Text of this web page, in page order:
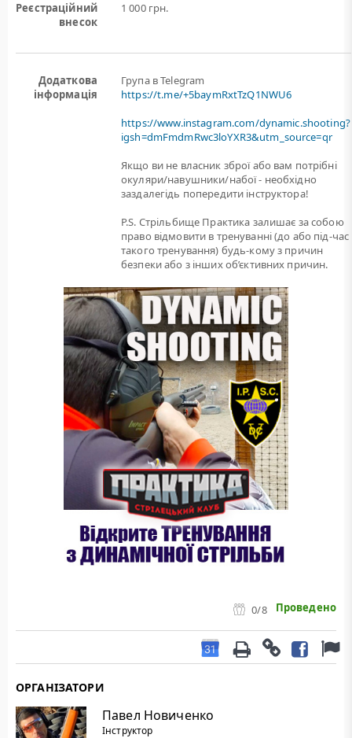
Реєстраційний
внесок
1 000 грн.
Додаткова
інформація
Група в Telegram
https://t.me/+5baymRxtTzQ1NWU6
https://www.instagram.com/dynamic.shooting?
igsh=dmFmdmRwc3loYXR3&utm_source=qr
Якщо ви не власник зброї або вам потрiбнi
окуляри/навушники/набої - необхідно
заздалегідь попередити інструктора!
P.S. Стрільбище Практика залишає за собою
право відмовити в тренуванні (до або під-час
такого тренування) будь-кому з причин
безпеки або з інших об’єктивних причин.
0/8 Проведено
ОРГАНІЗАТОРИ
Павел Новиченко
Інструктор